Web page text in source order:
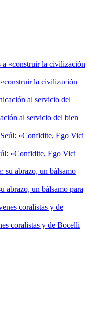
la civilización
al servicio del bien
«Confidite, Ego Vici
abrazo, un bálsamo para
coralistas y de Bocelli